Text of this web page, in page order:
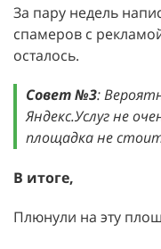
За пару недель
спамеров с
осталось.
Совет №3:
Яндекс.Услуг не
площадка не
В итоге,
Плюнули на эту